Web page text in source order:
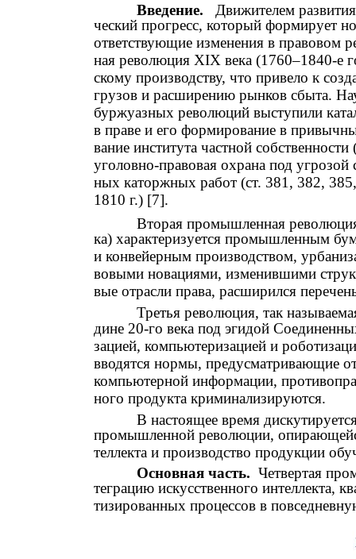
Введение.
Движителем
ческий прогресс, который формирует
ответствующие изменения в правовом
ная революция XIX века (1760–1840-е
скому производству, что привело к
грузов и расширению рынков сбыта.
буржуазных революций выступили
в праве и его формирование в
вание института частной
уголовно-правовая охрана под
ных каторжных работ (ст. 381, 382,
1810 г.) [7].
Вторая промышленная
ка) характеризуется промышленным
и конвейерным производством,
вовыми новациями, изменившими
вые отрасли права, расширился
Третья революция, так
дине 20-го века под эгидой
зацией, компьютеризацией и
вводятся нормы, предусматривающие
компьютерной информации,
ного продукта криминализируются.
В настоящее время
промышленной революции,
теллекта и производство продукции
Основная часть. Четвертая
теграцию искусственного интеллекта,
тизированных процессов в